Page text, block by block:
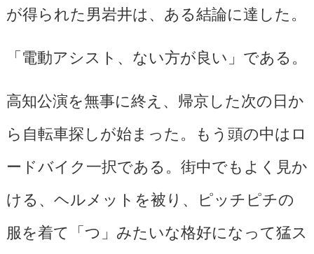
が得られた男岩井は、ある結論に達した。
「電動アシスト、ない方が良い」である。
高知公演を無事に終え、帰京した次の日か
ら自転車探しが始まった。もう頭の中はロ
ードバイク一択である。街中でもよく見か
ける、ヘルメットを被り、ピッチピチの
服を着て「つ」みたいな格好になって猛ス